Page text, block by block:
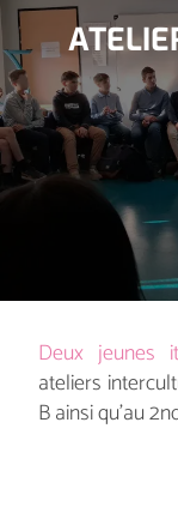
Deux jeunes
ateliers
B ainsi qu’au